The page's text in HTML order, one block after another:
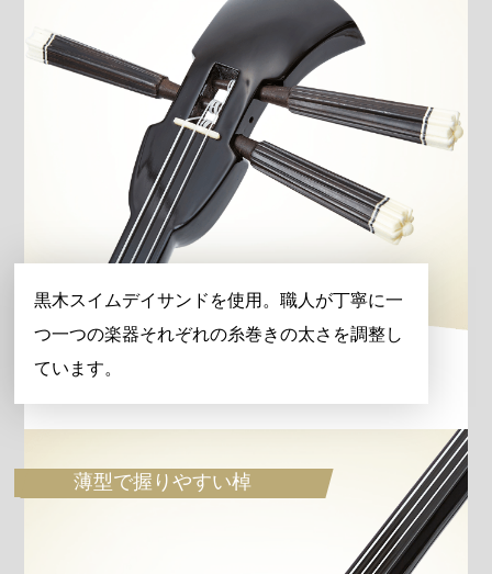
黒木スイムデイサンドを使用。職人が丁寧に一
つ一つの楽器それぞれの糸巻きの太さを調整し
ています。
薄型で握りやすい棹